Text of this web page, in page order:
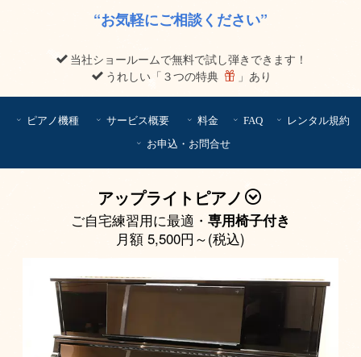
“お気軽にご相談ください”
当社ショールームで無料で試し弾きできます！
うれしい「３つの特典
」あり
ピアノ機種 サービス概要 料金 FAQ レンタル規約
お申込・お問合せ
アップライトピアノ
ご自宅練習用に最適・ 専用椅子付き
月額 5,500円～(税込)